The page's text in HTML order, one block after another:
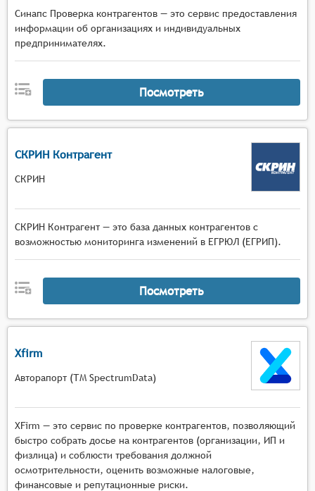
Синапс Проверка контрагентов — это сервис предоставления
информации об организациях и индивидуальных
предпринимателях.
Посмотреть
СКРИН Контрагент
СКРИН
СКРИН Контрагент — это база данных контрагентов с
возможностью мониторинга изменений в ЕГРЮЛ (ЕГРИП).
Посмотреть
Xfirm
Авторапорт (ТМ SpectrumData)
XFirm — это сервис по проверке контрагентов, позволяющий
быстро собрать досье на контрагентов (организации, ИП и
физлица) и соблюсти требования должной
осмотрительности, оценить возможные налоговые,
финансовые и репутационные риски.